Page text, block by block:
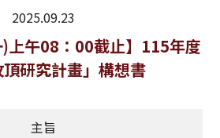
法規修訂
補助獎項
2025.09.23
上午08：00截止】115年度
頂研究計畫」構想書
主旨